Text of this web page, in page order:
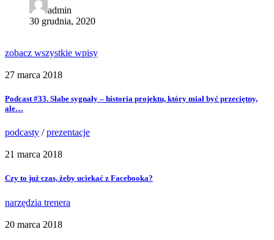
admin
30 grudnia, 2020
zobacz wszystkie wpisy
27 marca 2018
Podcast #33. Słabe sygnały – historia projektu, który miał być przeciętny,
ale…
podcasty /prezentacje
21 marca 2018
Czy to już czas, żeby uciekać z Facebooka?
narzędzia trenera
20 marca 2018